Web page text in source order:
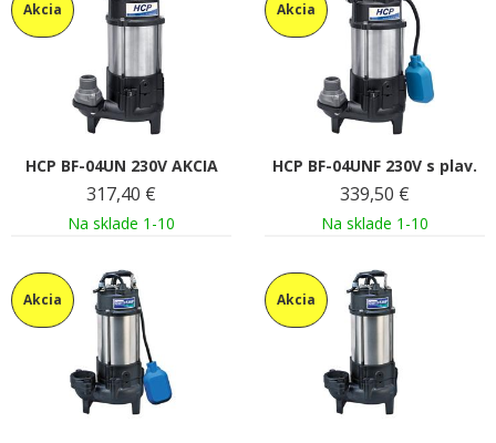
Akcia
HCP BF-04UN 230V AKCIA
317,40 €
Na sklade 1-10
Akcia
HCP BF-04UNF 230V s plav.
339,50 €
Na sklade 1-10
Akcia Akcia